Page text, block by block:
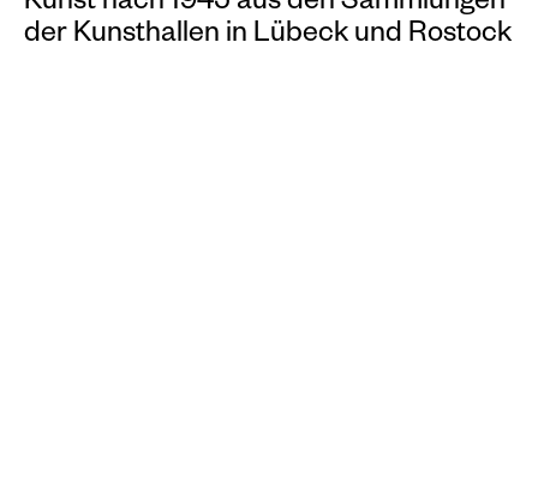
der Kunsthallen in Lübeck und Rostock